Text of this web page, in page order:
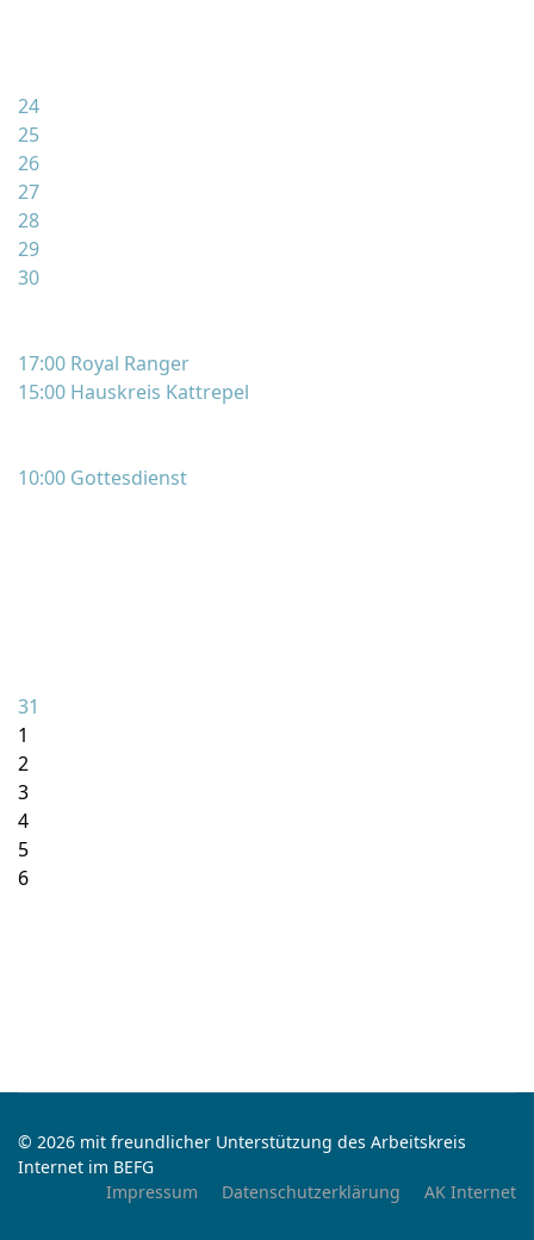
24
25
26
27
28
29
30
17:00 Royal Ranger
15:00 Hauskreis Kattrepel
10:00 Gottesdienst
31
1
2
3
4
5
6
© 2026 mit freundlicher Unterstützung des Arbeitskreis
Internet im BEFG
Impressum
Datenschutzerklärung AK Internet